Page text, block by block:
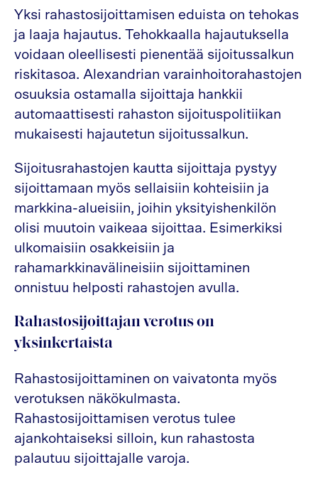
Yksi rahastosijoittamisen eduista on tehokas
ja laaja hajautus. Tehokkaalla hajautuksella
voidaan oleellisesti pienentää sijoitussalkun
riskitasoa. Alexandrian varainhoitorahastojen
osuuksia ostamalla sijoittaja hankkii
automaattisesti rahaston sijoituspolitiikan
mukaisesti hajautetun sijoitussalkun.
Sijoitusrahastojen kautta sijoittaja pystyy
sijoittamaan myös sellaisiin kohteisiin ja
markkina-alueisiin, joihin yksityishenkilön
olisi muutoin vaikeaa sijoittaa. Esimerkiksi
ulkomaisiin osakkeisiin ja
rahamarkkinavälineisiin sijoittaminen
onnistuu helposti rahastojen avulla.
Rahastosijoittajan verotus on
yksinkertaista
Rahastosijoittaminen on vaivatonta myös
verotuksen näkökulmasta.
Rahastosijoittamisen verotus tulee
ajankohtaiseksi silloin, kun rahastosta
palautuu sijoittajalle varoja.